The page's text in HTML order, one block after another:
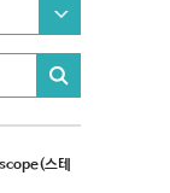
스테